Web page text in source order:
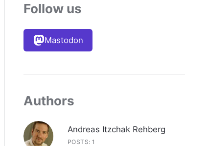
Follow us
Mastodon
Authors
Andreas Itzchak Rehberg
POSTS: 1